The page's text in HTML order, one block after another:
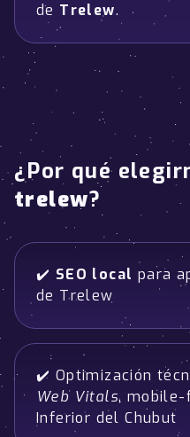
de Trelew.
¿Por qué
trelew?
✔️ SEO local para
de Trelew
✔️ Optimización
Web Vitals,
Inferior del Chubut